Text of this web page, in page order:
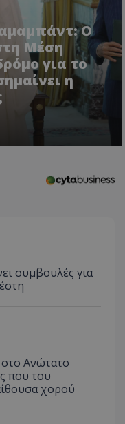
Ο
Μέση
για το
η
συμβουλές για
Ανώτατο
που του
χορού